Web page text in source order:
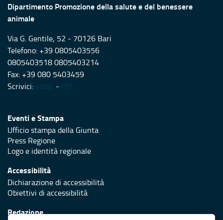
Dipartimento Promozione della salute e del benessere
animale
Via G. Gentile, 52 - 70126 Bari
Telefono: +39 0805403556
0805403518 0805403214
Fax: +39 080 5403459
Scrivici: email - PEC
Eventi e Stampa
Ufficio stampa della Giunta
Press Regione
Logo e identità regionale
Accessibilità
Dichiarazione di accessibilità
Obiettivi di accessibilità
Redazione